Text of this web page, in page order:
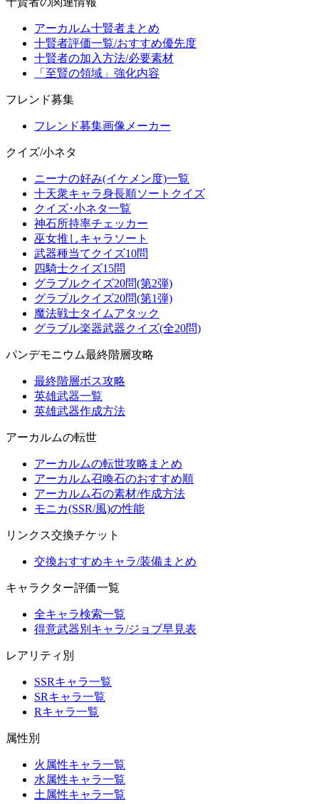
アーカルム十賢者まとめ
十賢者評価一覧/おすすめ優先度
十賢者の加入方法/必要素材
「至賢の領域」強化内容
フレンド募集
フレンド募集画像メーカー
クイズ/小ネタ
ニーナの好み(イケメン度)一覧
十天衆キャラ身長順ソートクイズ
クイズ･小ネタ一覧
神石所持率チェッカー
巫女推しキャラソート
武器種当てクイズ10問
四騎士クイズ15問
グラブルクイズ20問(第2弾)
グラブルクイズ20問(第1弾)
魔法戦士タイムアタック
グラブル楽器武器クイズ(全20問)
パンデモニウム最終階層攻略
最終階層ボス攻略
英雄武器一覧
英雄武器作成方法
アーカルムの転世
アーカルムの転世攻略まとめ
アーカルム召喚石のおすすめ順
アーカルム石の素材/作成方法
モニカ(SSR/風)の性能
リンクス交換チケット
交換おすすめキャラ/装備まとめ
キャラクター評価一覧
全キャラ検索一覧
得意武器別キャラ/ジョブ早見表
レアリティ別
SSRキャラ一覧
SRキャラ一覧
Rキャラ一覧
属性別
火属性キャラ一覧
水属性キャラ一覧
土属性キャラ一覧